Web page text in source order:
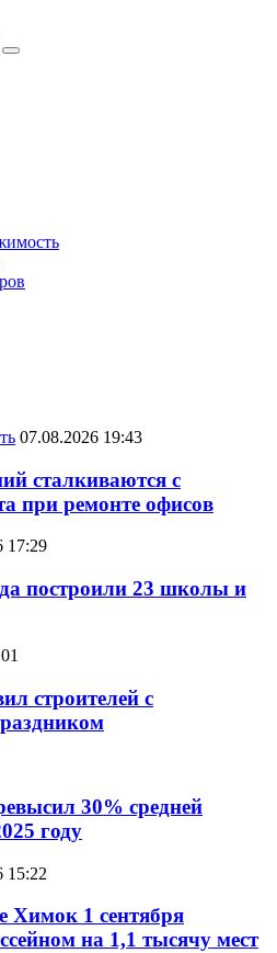
07.08.2026 19:43
сталкиваются с
при ремонте офисов
17:29
построили 23 школы и
строителей с
30% средней
году
15:22
Химок 1 сентября
на 1,1 тысячу мест